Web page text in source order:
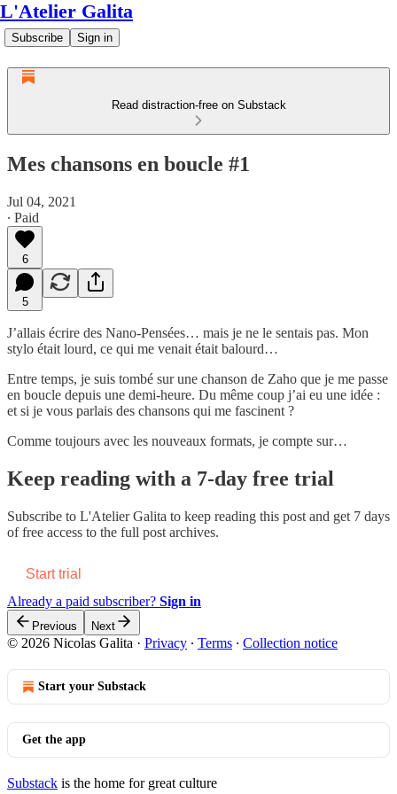
L'Atelier Galita
Subscribe Sign in
Read distraction-free on Substack
Mes chansons en boucle #1
Jul 04, 2021
∙ Paid
6
5
J’allais écrire des Nano-Pensées… mais je ne le sentais pas. Mon
stylo était lourd, ce qui me venait était balourd…
Entre temps, je suis tombé sur une chanson de Zaho que je me passe
en boucle depuis une demi-heure. Du même coup j’ai eu une idée :
et si je vous parlais des chansons qui me fascinent ?
Comme toujours avec les nouveaux formats, je compte sur…
Keep reading with a 7-day free trial
Subscribe to L'Atelier Galita to keep reading this post and get 7 days
of free access to the full post archives.
Start trial
Already a paid subscriber? Sign in
Previous Next
© 2026 Nicolas Galita · Privacy ∙ Terms ∙ Collection notice
Start your Substack
Get the app
Substack is the home for great culture